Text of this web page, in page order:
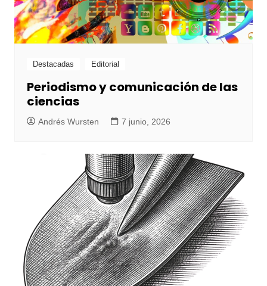
Destacadas Editorial
Periodismo y comunicación de las
ciencias
Andrés Wursten 7 junio, 2026